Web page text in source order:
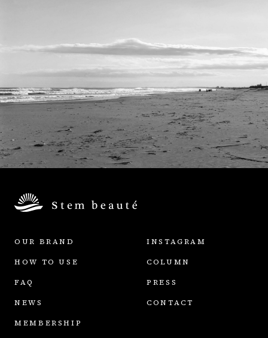
OUR BRAND INSTAGRAM
HOW TO USE COLUMN
FAQ PRESS
NEWS CONTACT
MEMBERSHIP